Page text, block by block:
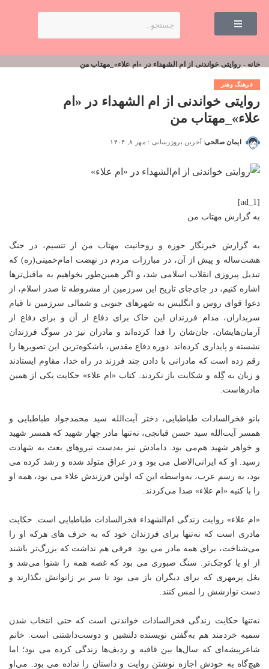
خانه - روایتی خواندنی از ام الشهداء در «ام علاء»_مهتاب من
فرهنگ وهنر
روایتی خواندنی از ام الشهداء در «ام
علاء»_مهتاب من
ایمان صالحی آخرین بروزرسانی : مهر ۸, ۱۴۰۴
[ad_1]
به گزارش مهتاب من
به گزارش خبرنگار حوزه و روحانیت مهتاب من از تنسیم، در جنگ
هشت‌ساله و پیش از آن، در مبارزات مردم در نهضت امام‌خمینی(ره) که
تبدیل پیروزی انقلاب اسلامی شد، و اگر همین‌طور بخواهیم به ماقبل‌ترها
اشاره کنیم، در جای‌جای تاریخ این سرزمین از مشروطه تا صدر اسلام، از
دعوا قوای روس و انگلیس به شهرهای جنوبی و شمالی سرزمین تا قیام
سربداران، مدام فرزندان این خاک برای دفاع از آن و برای دفاع از
آرمان‌هایشان، جان‌شان را فدا کرده‌اند و مادران نیز در سوگ فرزندان
نشسته و پایداری کرده‌اند. دوره دفاع مقدس، باشکوه‌ترین این تصویرها را
رقم زده است که مادرانی با دادن چند فرزند در راه خدا، مقاوم ایستادند
و زبان به گِله و شکایت باز نکردند. کتاب «ام علاء» حکایت یکی از همین
مادرهاست.
بانو فخرالسادات طباطبایی، دختر آیت‌الله سید محمدجواد طباطبایی و
همسر آیت‌الله سید حسن قبانچی، نه‌تنها مادر چهار شهید که همسر شهید
و خواهر شهید هم‌می بود. دامادش نیز به‌دست نیروهای بعث به شهادت
رسید. او که ایرانی‌الاصل می بود و در عراق متولد شده و رشد کرده می
بود، به رسم عرب، به‌واسطه این که اولین فرزندش علاء می بود، همه او
را با کنیه «ام علاء» صدا می‌کردند.
«ام علاء» روایت زندگی ام‌الشهداء فخرالسادات طباطبایی است. حکایت
مادری است که نه‌تنها برای فرزندان خود که به حرف های هرکه او را
می‌شناخت، برای همه مادر می بود. فرقی هم نداشت که بزرگ‌تر باشند
از او یا کوچک‌تر. سنگ صبوری می بود که غصه همه را شنوا می‌شد و
بغل پرمهری که برای دیگران باز می بود تا سر بر زانوانش بگذارند و
دست نوازشش را لمس کنند.
نه‌تنها حکایت زندگی فخرالسادات خواندنی است که حتی انتخاب شدن
سمیه خردمند هم به‌گفتن نویسنده دلنشین و دوست‌داشتنی است. خانم
شاعرپیشه‌ای که سال‌ها بین قافیه و ردیف‌ها زندگی کرده می بود؛ اما
هیچ‌گاه به خودش اجازه نوشتن روایت و داستان را نداده می بود. می‌او